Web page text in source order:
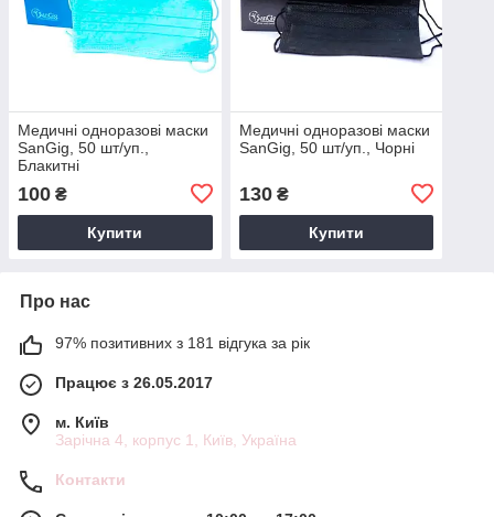
Медичні одноразові маски
SanGig, 50 шт/уп.,
Блакитні
100 ₴
Купити
Медичні одноразові маски
SanGig, 50 шт/уп., Чорні
130₴
Купити
Про нас
97% позитивних з 181 відгука за рік
Працює з 26.05.2017
м. Київ
Зарічна 4, корпус 1, Київ, Україна
Контакти